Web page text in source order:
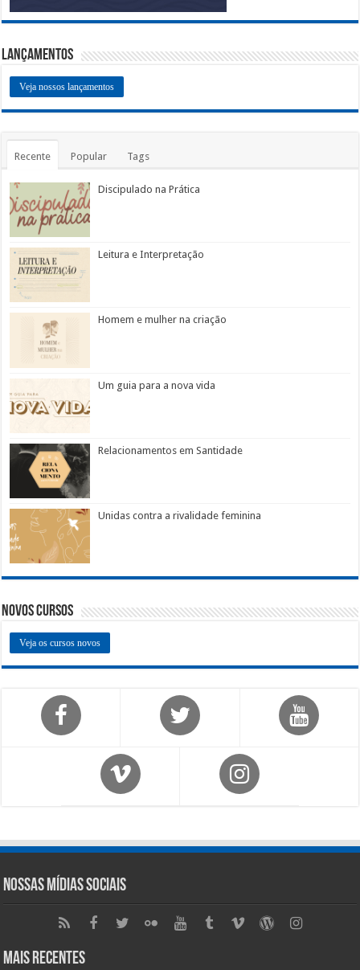
Lançamentos
Veja nossos lançamentos
Recente Popular Tags
Discipulado na Prática
Leitura e Interpretação
Homem e mulher na criação
Um guia para a nova vida
Relacionamentos em Santidade
Unidas contra a rivalidade feminina
Novos Cursos
Veja os cursos novos
Nossas Mídias Sociais
Mais Recentes